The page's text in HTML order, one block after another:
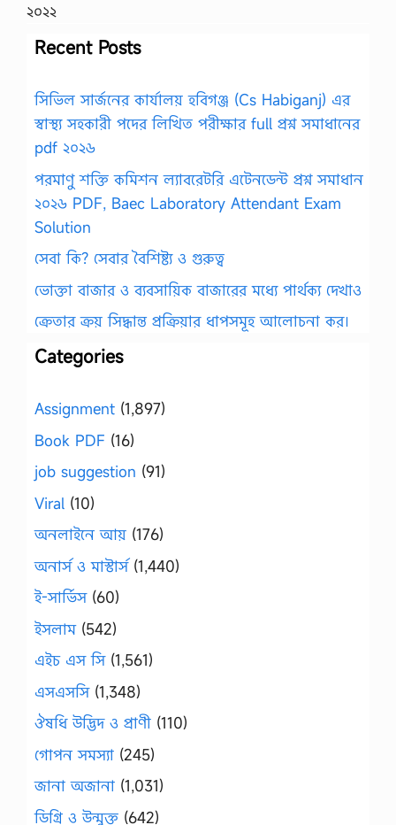
২০২২
Recent Posts
সিভিল সার্জনের কার্যালয় হবিগঞ্জ (Cs Habiganj) এর
স্বাস্থ্য সহকারী পদের লিখিত পরীক্ষার full প্রশ্ন সমাধানের
pdf ২০২৬
পরমাণু শক্তি কমিশন ল্যাবরেটরি এটেনডেন্ট প্রশ্ন সমাধান
২০২৬ PDF, Baec Laboratory Attendant Exam
Solution
সেবা কি? সেবার বৈশিষ্ট্য ও গুরুত্ব
ভোক্তা বাজার ও ব্যবসায়িক বাজারের মধ্যে পার্থক্য দেখাও
ক্রেতার ক্রয় সিদ্ধান্ত প্রক্রিয়ার ধাপসমূহ আলোচনা কর।
Categories
Assignment (1,897)
Book PDF (16)
job suggestion (91)
Viral (10)
অনলাইনে আয় (176)
অনার্স ও মাস্টার্স(1,440)
ই-সার্ভিস(60)
ইসলাম(542)
এইচ এস সি(1,561)
এসএসসি(1,348)
ঔষধি উদ্ভিদ ও প্রাণী (110)
গোপন সমস্যা (245)
জানা অজানা (1,031)
ডিগ্রি ও উন্মুক্ত (642)